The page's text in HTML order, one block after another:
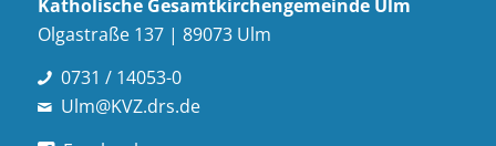
Katholische Gesamt­kirchen­gemeinde Ulm
Olgastraße 137 | 89073 Ulm
0731 / 14053-0
Ulm@KVZ.drs.de